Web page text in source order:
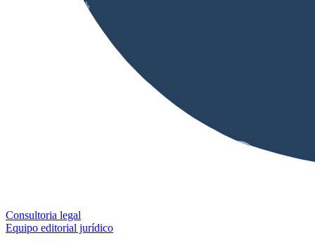
Consultoria legal
Equipo editorial jurídico